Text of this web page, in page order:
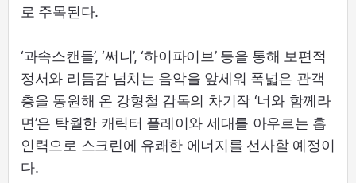
로 주목된다.
‘과속스캔들’, ‘써니’, ‘하이파이브’ 등을 통해 보편적
정서와 리듬감 넘치는 음악을 앞세워 폭넓은 관객
층을 동원해 온 강형철 감독의 차기작 ‘너와 함께라
면’은 탁월한 캐릭터 플레이와 세대를 아우르는 흡
인력으로 스크린에 유쾌한 에너지를 선사할 예정이
다.